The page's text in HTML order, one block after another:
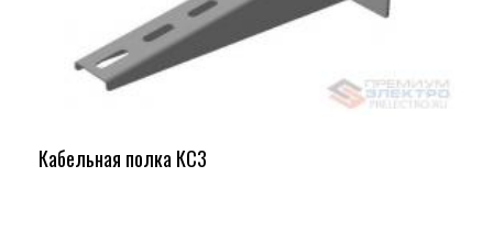
Кабельная полка КС3